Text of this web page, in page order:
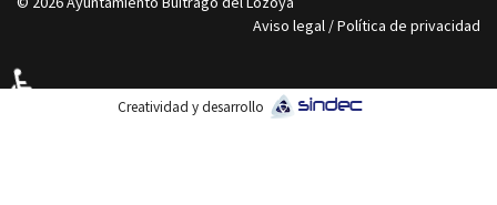
Aviso legal /Política de privacidad
Creatividad y desarrollo